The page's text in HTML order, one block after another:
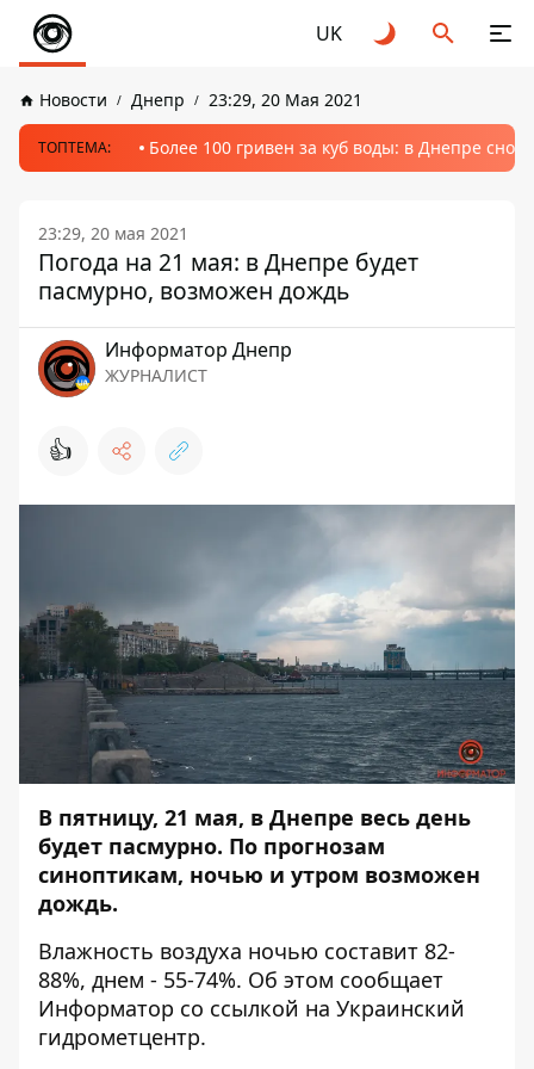
UK
Новости Днепр 23:29, 20 Мая 2021
ТОПТЕМА: Более 100 гривен за куб воды: в Днепре
23:29, 20 мая 2021
Погода на 21 мая: в Днепре будет
пасмурно, возможен дождь
Информатор Днепр
ЖУРНАЛИСТ
👍
В пятницу, 21 мая, в Днепре весь день
будет пасмурно. По прогнозам
синоптикам, ночью и утром возможен
дождь.
Влажность воздуха ночью составит 82-
88%, днем - 55-74%. Об этом сообщает
Информатор со ссылкой на Украинский
гидрометцентр.